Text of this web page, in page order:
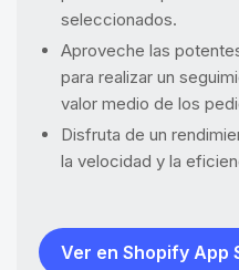
seleccionados.
Aproveche las
para realizar un
valor medio de los
Disfruta de un
la velocidad y la
Ver en Shopify App